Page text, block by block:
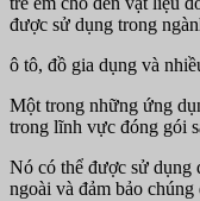
được sử dụng trong
ô tô, đồ gia dụng và
Một trong những ứng
trong lĩnh vực đóng gói
Nó có thể được sử dụng
ngoài và đảm bảo chúng